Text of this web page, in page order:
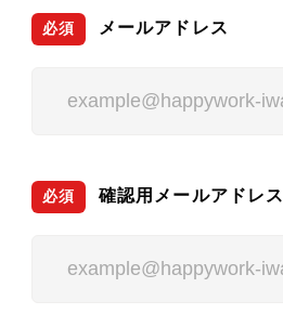
必須 メールアドレス
必須 確認用メールアドレス